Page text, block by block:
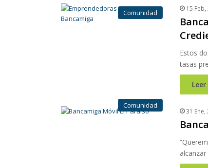
Comunidad 15 Feb,
Estos
tasas
Comunidad
31 Ene,